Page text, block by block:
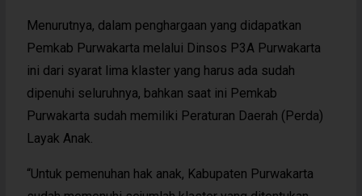
Menurutnya, dalam penghargaan yang didapatkan
Pemkab Purwakarta melalui Dinsos P3A Purwakarta
ini dari syarat lima klaster yang harus ada sudah
dipenuhi seluruhnya, bahkan saat ini Pemkab
Purwakarta sudah memiliki Peraturan Daerah (Perda)
Layak Anak.
“Untuk pemenuhan hak anak, Kabupaten Purwakarta